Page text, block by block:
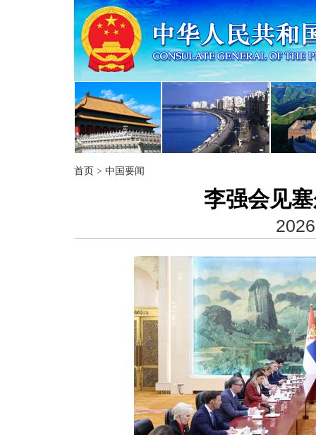
首页 > 中国要闻
李强会见